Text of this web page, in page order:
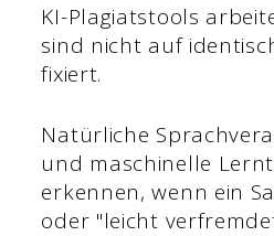
KI-Plagiatstools
sind nicht auf
fixiert.
Natürliche
und maschinelle
erkennen, wenn ein
oder "leicht